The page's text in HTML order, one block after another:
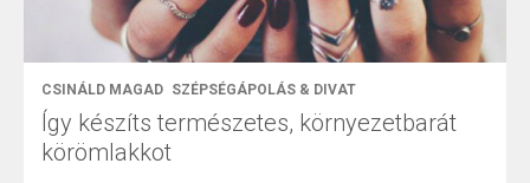
CSINÁLD MAGAD SZÉPSÉGÁPOLÁS & DIVAT
Így készíts természetes, környezetbarát
körömlakkot